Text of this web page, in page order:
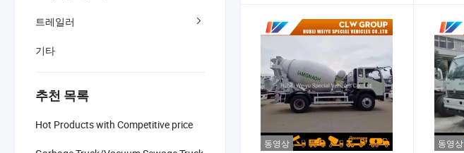
트레일러
기타
추천 목록
Hot Products with Competitive price
동영상 동영상